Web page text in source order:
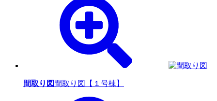
間取り図 間取り図【１号棟】